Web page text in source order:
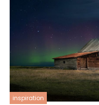
inspiration